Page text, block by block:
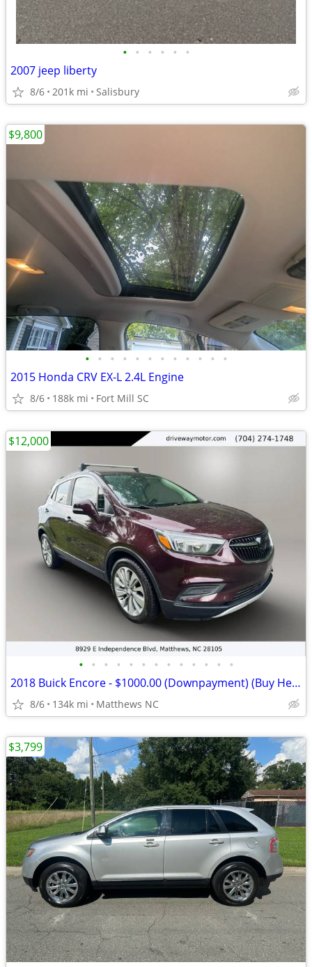
• • • • • •
2007 jeep liberty
8/6 201k mi Salisbury
• • • • • • • • • • • •
2015 Honda CRV EX-L 2.4L Engine
8/6 188k mi Fort Mill SC
$9,800
• • • • • • • • • • • • •
2018 Buick Encore - $1000.00 (Downpayment) (Buy Here Pay Here)
8/6 134k mi Matthews NC
$12,000
$3,799